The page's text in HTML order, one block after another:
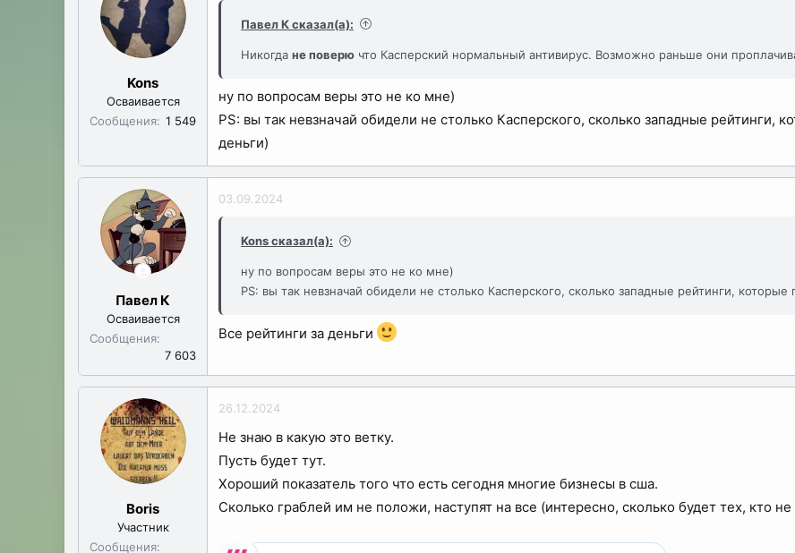
Kons
Осваивается
Сообщения
1 549
Павел К сказал(а):
Никогда не поверю что Касперский нормальный антивирус. Возможно раньше они
ну по вопросам веры это не ко мне)
PS: вы так невзначай обидели не столько Касперского, сколько западные рейтинги,
деньги)
Павел К
Осваивается
Сообщения
7 603
03.09.2024
Kons сказал(а):
ну по вопросам веры это не ко мне)
PS: вы так невзначай обидели не столько Касперского, сколько западные рейтинги,
Все рейтинги за деньги
Boris
Участник
Сообщения
26.12.2024
Не знаю в какую это ветку.
Пусть будет тут.
Хороший показатель того что есть сегодня многие бизнесы в сша.
Сколько граблей им не положи, наступят на все (интересно, сколько будет тех, кто не